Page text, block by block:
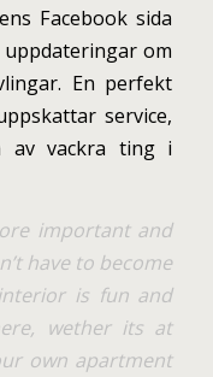
Facebook sida
om
En perfekt
service,
av vackra ting i
important and
have to become
is fun and
wether its at
own apartment